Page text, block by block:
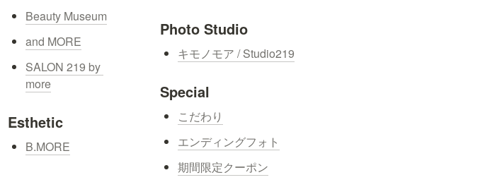
Beauty Museum
and MORE
SALON 219 by
more
Esthetic
B.MORE
Photo Studio
キモノモア / Studio219
Special
こだわり
エンディングフォト
期間限定クーポン